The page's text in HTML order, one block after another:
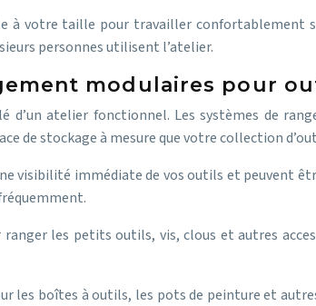
à votre taille pour travailler confortablement
personnes utilisent l’atelier.
modulaires pour
d’un atelier fonctionnel. Les systèmes de
de stockage à mesure que votre collection
visibilité immédiate de vos outils et peuvent
les petits outils, vis, clous et autres
les boîtes à outils, les pots de peinture et